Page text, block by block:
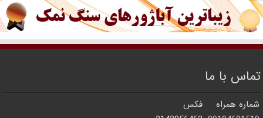
تماس با ما
شماره همراه
فکس